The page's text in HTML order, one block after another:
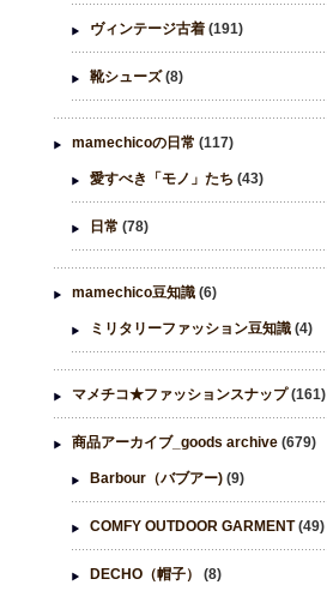
ヴィンテージ古着 (191)
靴シューズ(8)
mamechicoの日常 (117)
愛すべき「モノ」たち (43)
日常 (78)
mamechico豆知識 (6)
ミリタリーファッション豆知識 (4)
マメチコ★ファッションスナップ(161)
商品アーカイブ_goods archive (679)
Barbour（バブアー) (9)
COMFY OUTDOOR GARMENT(49)
DECHO（帽子） (8)